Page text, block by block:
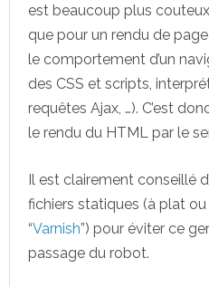
est beaucoup plus
que pour un rendu de
le comportement d’un
des CSS et scripts,
requêtes Ajax, …). C’est
le rendu du HTML par le
Il est clairement conseillé
fichiers statiques (à plat
“Varnish”) pour éviter ce
passage du robot.